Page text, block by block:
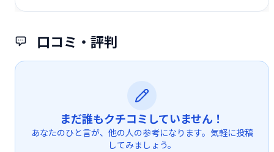
口コミ・評判
まだ誰もクチコミしていません！
あなたのひと言が、他の人の参考になります。気軽に投稿
してみましょう。